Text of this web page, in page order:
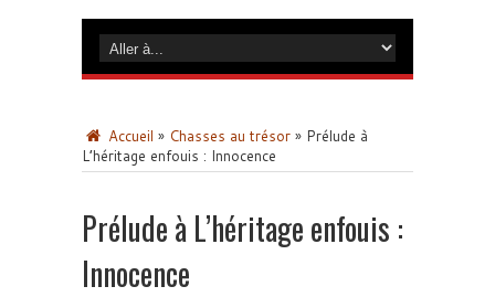
Accueil » Chasses au trésor » Prélude à
L’héritage enfouis : Innocence
Prélude à L’héritage enfouis :
Innocence